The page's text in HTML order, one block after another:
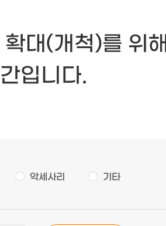
대(개척)를 위해
입니다.
악세사리 기타